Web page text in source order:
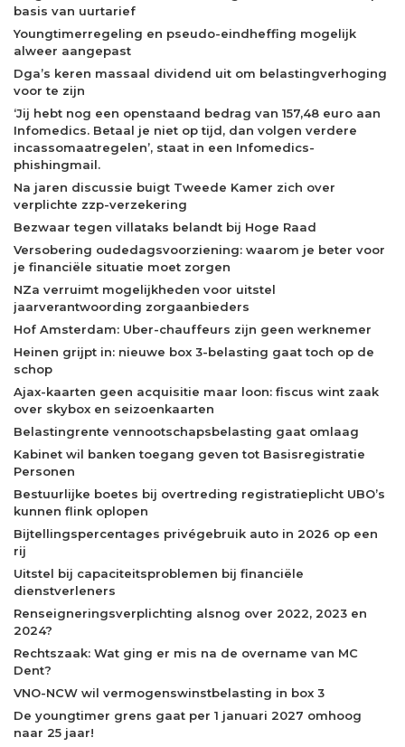
basis van uurtarief
Youngtimerregeling en pseudo-eindheffing mogelijk
alweer aangepast
Dga’s keren massaal dividend uit om belastingverhoging
voor te zijn
‘Jij hebt nog een openstaand bedrag van 157,48 euro aan
Infomedics. Betaal je niet op tijd, dan volgen verdere
incassomaatregelen’, staat in een Infomedics-
phishingmail.
Na jaren discussie buigt Tweede Kamer zich over
verplichte zzp-verzekering
Bezwaar tegen villataks belandt bij Hoge Raad
Versobering oudedagsvoorziening: waarom je beter voor
je financiële situatie moet zorgen
NZa verruimt mogelijkheden voor uitstel
jaarverantwoording zorgaanbieders
Hof Amsterdam: Uber-chauffeurs zijn geen werknemer
Heinen grijpt in: nieuwe box 3-belasting gaat toch op de
schop
Ajax-kaarten geen acquisitie maar loon: fiscus wint zaak
over skybox en seizoenkaarten
Belastingrente vennootschapsbelasting gaat omlaag
Kabinet wil banken toegang geven tot Basisregistratie
Personen
Bestuurlijke boetes bij overtreding registratieplicht UBO’s
kunnen flink oplopen
Bijtellingspercentages privégebruik auto in 2026 op een
rij
Uitstel bij capaciteitsproblemen bij financiële
dienstverleners
Renseigneringsverplichting alsnog over 2022, 2023 en
2024?
Rechtszaak: Wat ging er mis na de overname van MC
Dent?
VNO-NCW wil vermogenswinstbelasting in box 3
De youngtimer grens gaat per 1 januari 2027 omhoog
naar 25 jaar!